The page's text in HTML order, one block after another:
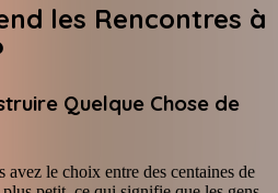
les Rencontres à
Quelque Chose de
avez le choix entre des centaines de